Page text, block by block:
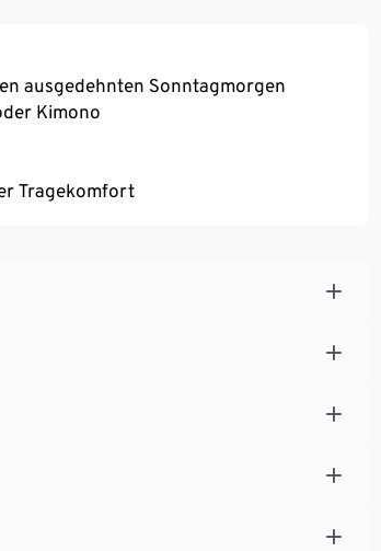
ausgedehnten Sonntagmorgen
Kimono
Tragekomfort